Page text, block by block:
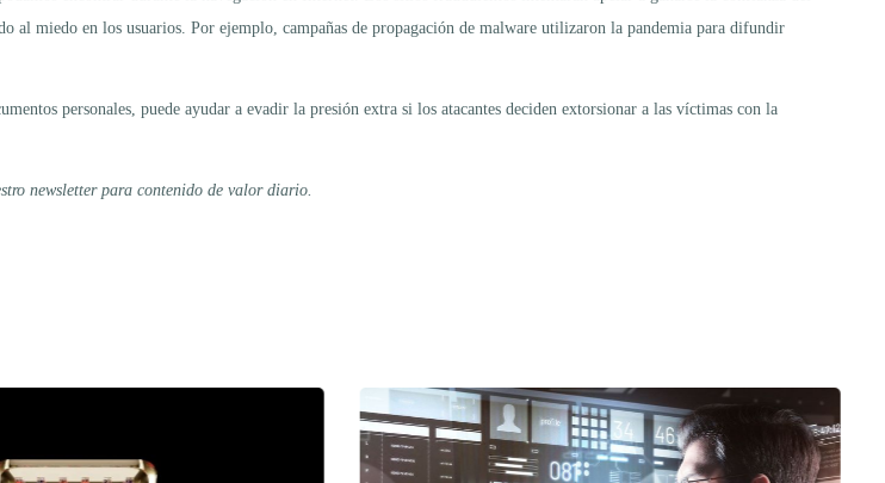
al miedo en los usuarios. Por ejemplo, campañas de propagación de malware utilizaron la pandemia para difundir
personales, puede ayudar a evadir la presión extra si los atacantes deciden extorsionar a las víctimas con la
newsletter para contenido de valor diario.